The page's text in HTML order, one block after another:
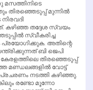
മസത്തിനിടെ
തിരഞ്ഞെടുപ്പ് മുന്നില്‍
കഴിഞ്ഞ തദ്ദേശ സ്വയം
സ്വീകരിച്ച
അതിന്റെ
ബി ജെപി
തിരഞ്ഞെടുപ്പ്
മണ്ഡലങ്ങളില്‍ വോട്ട്
പ്രചരണം നടത്തി കഴിഞ്ഞു.
രണ്ടോ മൂന്നോ